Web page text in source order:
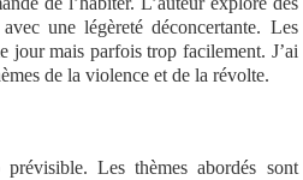
une légèreté déconcertante. Les
jour mais parfois trop facilement. J’ai
de la violence et de la révolte.
Les thèmes abordés sont